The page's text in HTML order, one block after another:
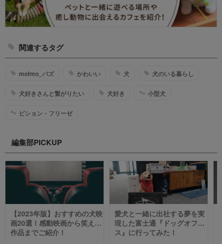
関連するタグ
mofmo_バズ かわいい 犬 犬のいる暮らし
犬好きさんと繋がりたい 犬好き 小型犬
ビション・フリーゼ
編集部PICKUP
【2023年版】おすすめの犬映
画20選！感動映画から笑える
作品までご紹介！
愛犬と一緒に出社する夢を実
現した富士通『ドッグオフィ
ス』に行ってみた！